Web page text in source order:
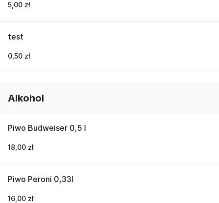
5,00 zł
test
0,50 zł
Alkohol
Piwo Budweiser 0,5 l
18,00 zł
Piwo Peroni 0,33l
16,00 zł